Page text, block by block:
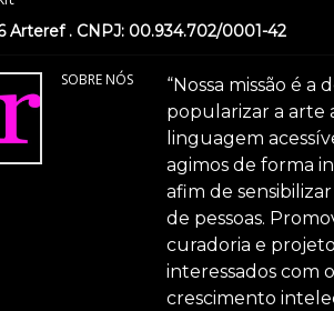
Arteref . CNPJ: 00.934.702/0001-42
SOBRE NÓS
“Nossa missão é
popularizar a arte
linguagem
agimos de forma
afim de
de pessoas.
curadoria e
interessados com
crescimento